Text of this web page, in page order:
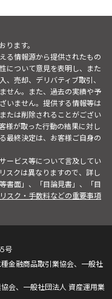
ます。
る情報源から提供されたもの
について意見を表明し、また
売却、デリバティブ取引、
せん。また、過去の実績や予
いません。提供する情報等は
たは削除されることがござい
様が取った行動の結果に対し
最終決定は、お客様ご自身の
ービス等について言及してい
スクは異なりますので、詳し
書面」、「目論見書」、「目
リスク・手数料などの重要事項
号
金融商品取引業協会、一般社
会、一般社団法人 資産運用業